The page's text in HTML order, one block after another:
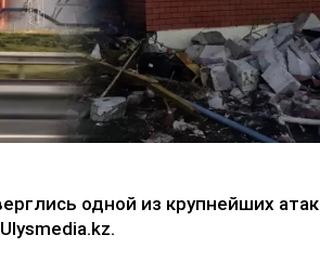
одной из крупнейших атак